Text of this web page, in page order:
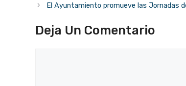
El Ayuntamiento promueve las Jornadas
Deja Un Comentario